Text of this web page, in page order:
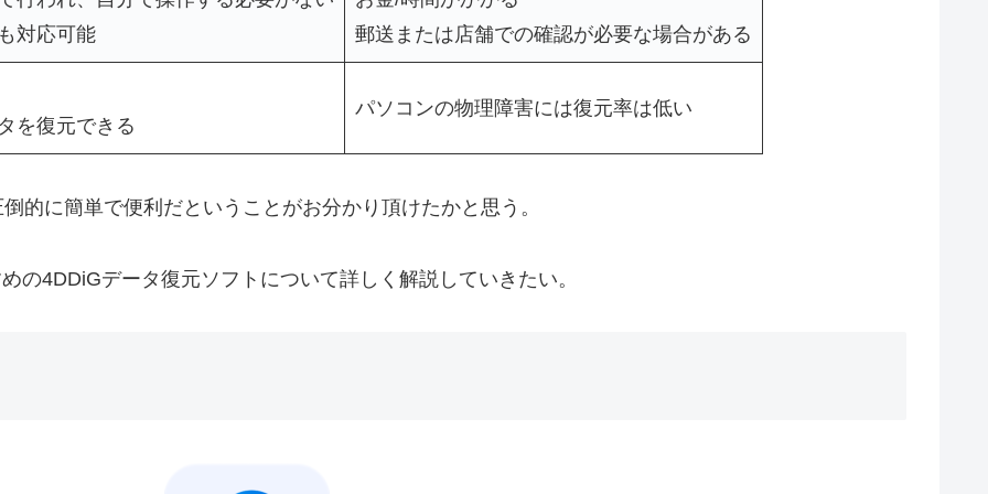
対応可能
郵送または店舗での確認が必要な場合がある
を復元できる
パソコンの物理障害には復元率は低い
的に簡単で便利だということがお分かり頂けたかと思う。
の4DDiGデータ復元ソフトについて詳しく解説していきたい。